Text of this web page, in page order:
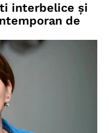
interbelice și
de